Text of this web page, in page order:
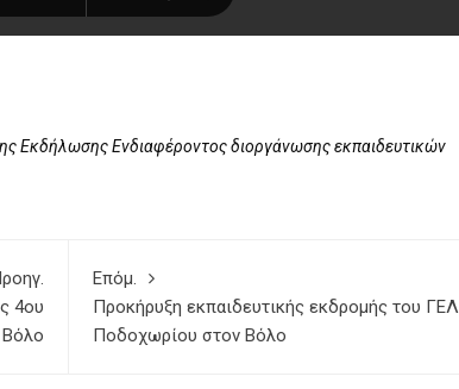
Εκδήλωσης Ενδιαφέροντος διοργάνωσης εκπαιδευτικών
4ου
Βόλο
Επόμ.
Προκήρυξη εκπαιδευτικής εκδρομής του ΓΕΛ
Ποδοχωρίου στον Βόλο